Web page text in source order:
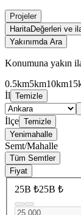
Projeler
HaritaDeğerleri ve
Yakınımda Ara
Konumuna yakın
0.5km5km10km
İl Temizle
İlçe Temizle
Yenimahalle
Semt/Mahalle
Tüm Semtler
Fiyat
25B ₺25B ₺